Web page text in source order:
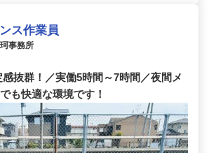
ス作業員
事務所
抜群！／実働5時間～7時間／夜間メ
も快適な環境です！